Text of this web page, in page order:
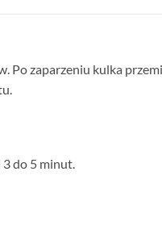
zaparzeniu kulka
do 5 minut.